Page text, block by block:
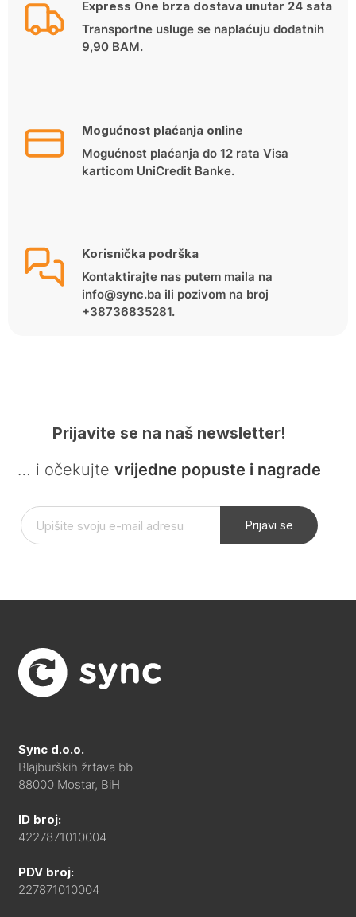
Express One brza dostava unutar 24 sata
Transportne usluge se naplaćuju dodatnih
9,90 BAM.
Mogućnost plaćanja online
Mogućnost plaćanja do 12 rata Visa
karticom UniCredit Banke.
Korisnička podrška
Kontaktirajte nas putem maila na
info@sync.ba ili pozivom na broj
+38736835281.
Prijavite se na naš newsletter!
… i očekujte vrijedne popuste i nagrade
Prijavi se
Sync d.o.o.
Blajburških žrtava bb
88000 Mostar, BiH
ID broj:
4227871010004
PDV broj:
227871010004